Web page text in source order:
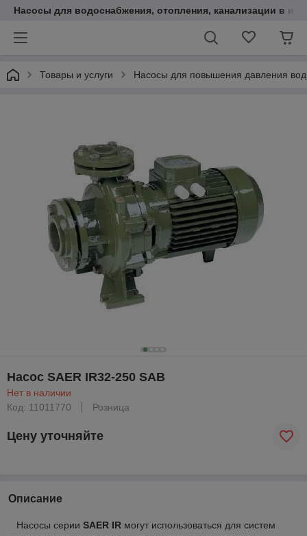
Насосы для водоснабжения, отопления, канализации в
Товары и услуги Насосы для повышения давления
Насос SAER IR32-250 SAB
Нет в наличии
Код: 11011770
Розница
Цену уточняйте
Описание
Насосы серии SAER IR могут использоваться для систем